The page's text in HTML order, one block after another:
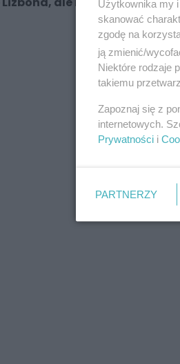
REKLAMA
Użytkownika my
skanować
zgodę na
ją zmienić/
Niektóre rodzaje
takiemu
Zapoznaj się z
internetowych.
Prywatności i
PARTNERZY